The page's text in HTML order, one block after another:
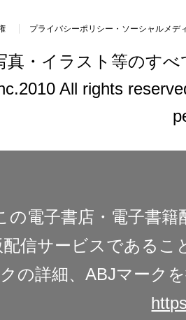
プライバシーポリシー・ソーシャルメデ
真・イラスト等のす
All rights
の電子書店・電子書
信サービスであるこ
の詳細、ABJマーク